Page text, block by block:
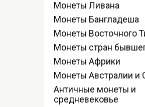
Монеты Ливана
Монеты Бангладеша
Монеты Восточного
Монеты стран
Монеты Африки
Монеты Австралии и
Античные монеты и
средневековье